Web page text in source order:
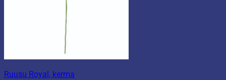
Ruusu Royal, kerma